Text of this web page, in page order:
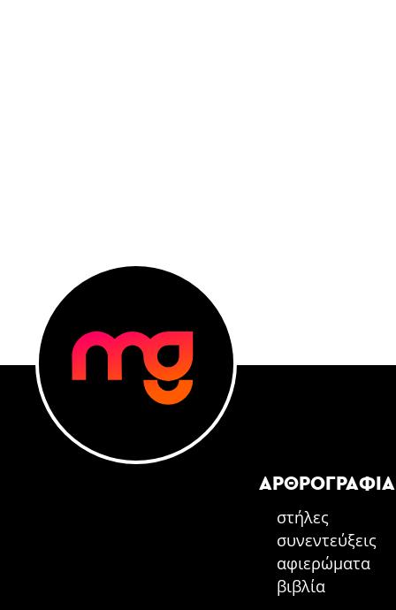
ΑΡΘΡΟΓΡΑΦΊΑ
στήλες
συνεντεύξεις
αφιερώματα
βιβλία